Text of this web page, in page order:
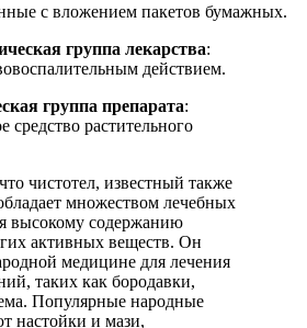
с вложением пакетов бумажных.
группа лекарства:
действием.
группа препарата:
средство растительного
чистотел, известный также
множеством лечебных
высокому содержанию
активных веществ. Он
медицине для лечения
таких как бородавки,
Популярные народные
настойки и мази,